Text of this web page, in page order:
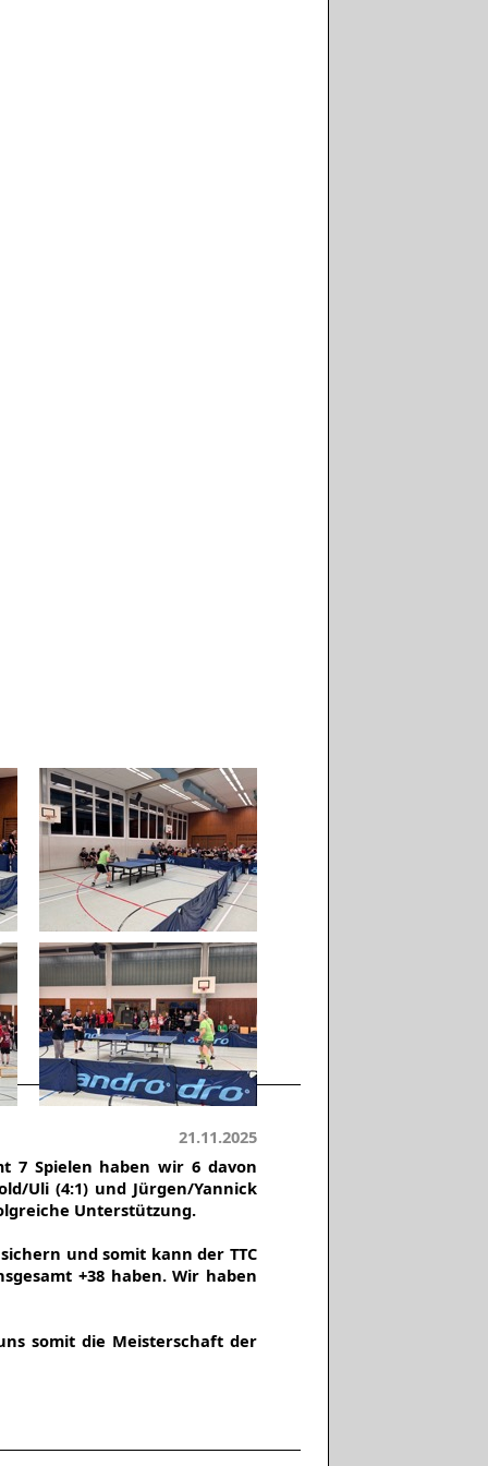
21.11.2025
7 Spielen haben wir 6 davon
Uli (4:1) und Jürgen/Yannick
Unterstützung.
und somit kann der TTC
+38 haben. Wir haben
somit die Meisterschaft der